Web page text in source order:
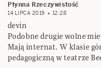
Płynna Rzeczywistość
14 LIPCA 2019 12:28
devin
Podobne drugie wolne
Mają internat. W klasie
pedagogiczną w teatrze